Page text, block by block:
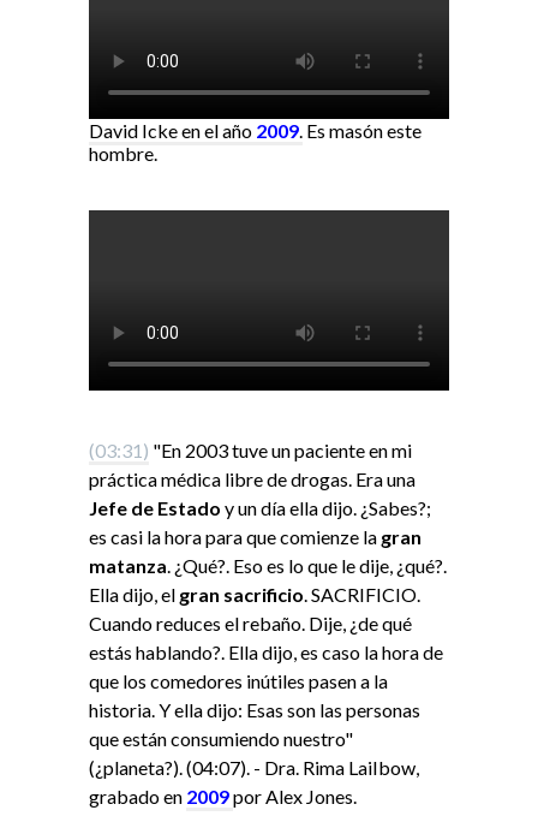
David Icke en el año 2009. Es masón este
hombre.
(03:31) "En 2003 tuve un paciente en mi
práctica médica libre de drogas. Era una
Jefe de Estado y un día ella dijo. ¿Sabes?;
es casi la hora para que comienze la gran
matanza. ¿Qué?. Eso es lo que le dije, ¿qué?.
Ella dijo, el gran sacrificio. SACRIFICIO.
Cuando reduces el rebaño. Dije, ¿de qué
estás hablando?. Ella dijo, es caso la hora de
que los comedores inútiles pasen a la
historia. Y ella dijo: Esas son las personas
que están consumiendo nuestro"
(¿planeta?). (04:07). - Dra. Rima LaiIbow,
grabado en 2009por Alex Jones.